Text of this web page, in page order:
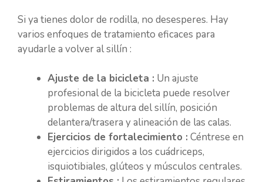
Si ya tienes dolor de rodilla, no desesperes. Hay
varios enfoques de tratamiento eficaces para
ayudarle a volver al sillín :
Ajuste de la bicicleta : Un ajuste
profesional de la bicicleta puede resolver
problemas de altura del sillín, posición
delantera/trasera y alineación de las calas.
Ejercicios de fortalecimiento : Céntrese en
ejercicios dirigidos a los cuádriceps,
isquiotibiales, glúteos y músculos centrales.